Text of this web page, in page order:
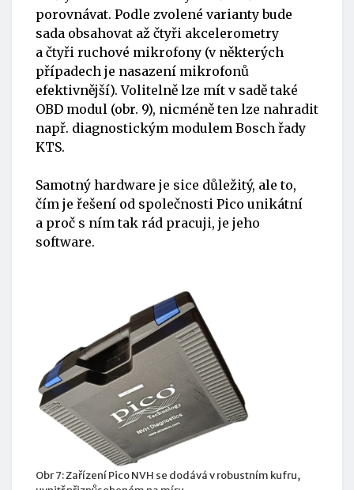
porovnávat. Podle zvolené varianty bude
sada obsahovat až čtyři akcelerometry
a čtyři ruchové mikrofony (v některých
případech je nasazení mikrofonů
efektivnější). Volitelně lze mít v sadě také
OBD modul (obr. 9), nicméně ten lze nahradit
např. diagnostickým modulem Bosch řady
KTS.
Samotný hardware je sice důležitý, ale to,
čím je řešení od společnosti Pico unikátní
a proč s ním tak rád pracuji, je jeho
software.
Obr 7: Zařízení Pico NVH se dodává v robustním kufru,